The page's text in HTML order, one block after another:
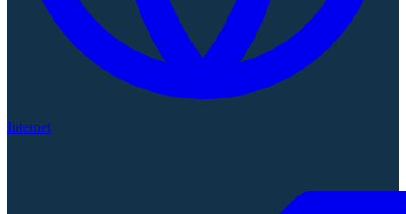
Internet